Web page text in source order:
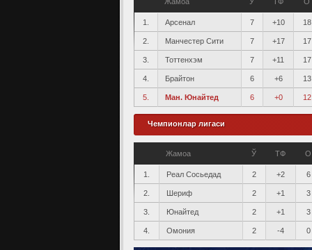
1. Арсенал 7 +10 18
2. Манчестер Сити 7 +17 17
3. Тоттенхэм 7 +11 17
4. Брайтон 6 +6 13
5. Ман. Юнайтед 6 +0 12
Чемпионлар лигаси
Жамоа Ў ТФ О
1. Реал Сосьедад 2 +2 6
2. Шериф 2 +1 3
3. Юнайтед 2 +1 3
4. Омония 2 -4 0